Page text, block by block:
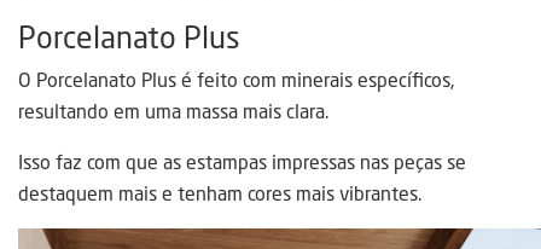
Porcelanato Plus
O Porcelanato Plus é feito com minerais específicos,
resultando em uma massa mais clara.
Isso faz com que as estampas impressas nas peças se
destaquem mais e tenham cores mais vibrantes.